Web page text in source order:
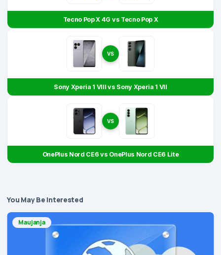
Tecno Pop X 4G vs Tecno Pop X
VS
Sony Xperia 1 VIII vs Sony Xperia 1 VII
VS
OnePlus Nord CE6 vs OnePlus Nord CE6 Lite
You May Be Interested
Maujanja